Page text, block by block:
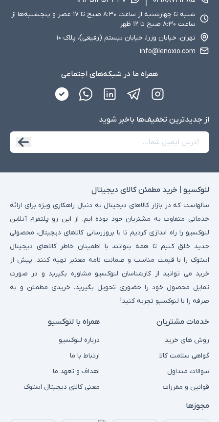
شنبه تا چهارشنبه از ساعت ۸:۳۰ صبح تا ۱۷ عصر و پنجشنبه‌ها از
ساعت ۸:۳۰ صبح تا ۱۲ ظهر
تهران، خیابان وزرا، خیابان بیستم (رفیعی)، پلاک ۱۰
info@lenoxio.com
همراه ما در شبکه‌های اجتماعی
از جدید‌ترین تخفیف‌ها با‌خبر شوید
لنوکسیو | خرید مطمئن کالای دیجیتال
سالهاست که در بازار کالاهای دیجیتال به دنبال راهکاری ویژه برای ارائه
خدماتی متفاوت به مشتریان خود بوده ایم. از این رو پلتفرم آنلاین
لنوکسیو را راه اندازی کردیم تا با بروزرسانی کالاهای دیجیتال، محصولی
جدید خلق کنیم تا همه بتوانند با اطمینان خاطر کالاهای دیجیتال
استوک را با قیمت مناسب و ضمانت نامه معتبر تهیه کنند. پیش از
خرید می توانید از کارشناسان لنوکسیو مشاوره بگیرید و در صورت
تمایل محصول خود را حضوری تحویل بگیرید. خریدی مطمئن و به
صرفه را با لنوکسیو تجربه کنید!
خدمات مشتریان
روش های خرید
گواهی سلامت کالا
سوالات متداول
قوانین و مقررات
همراه با لنوکسیو
درباره لنوکسیو
ارتباط با ما
اهداف و تعهد ما
معنی کالای دیجیتال استوک
مجوزها